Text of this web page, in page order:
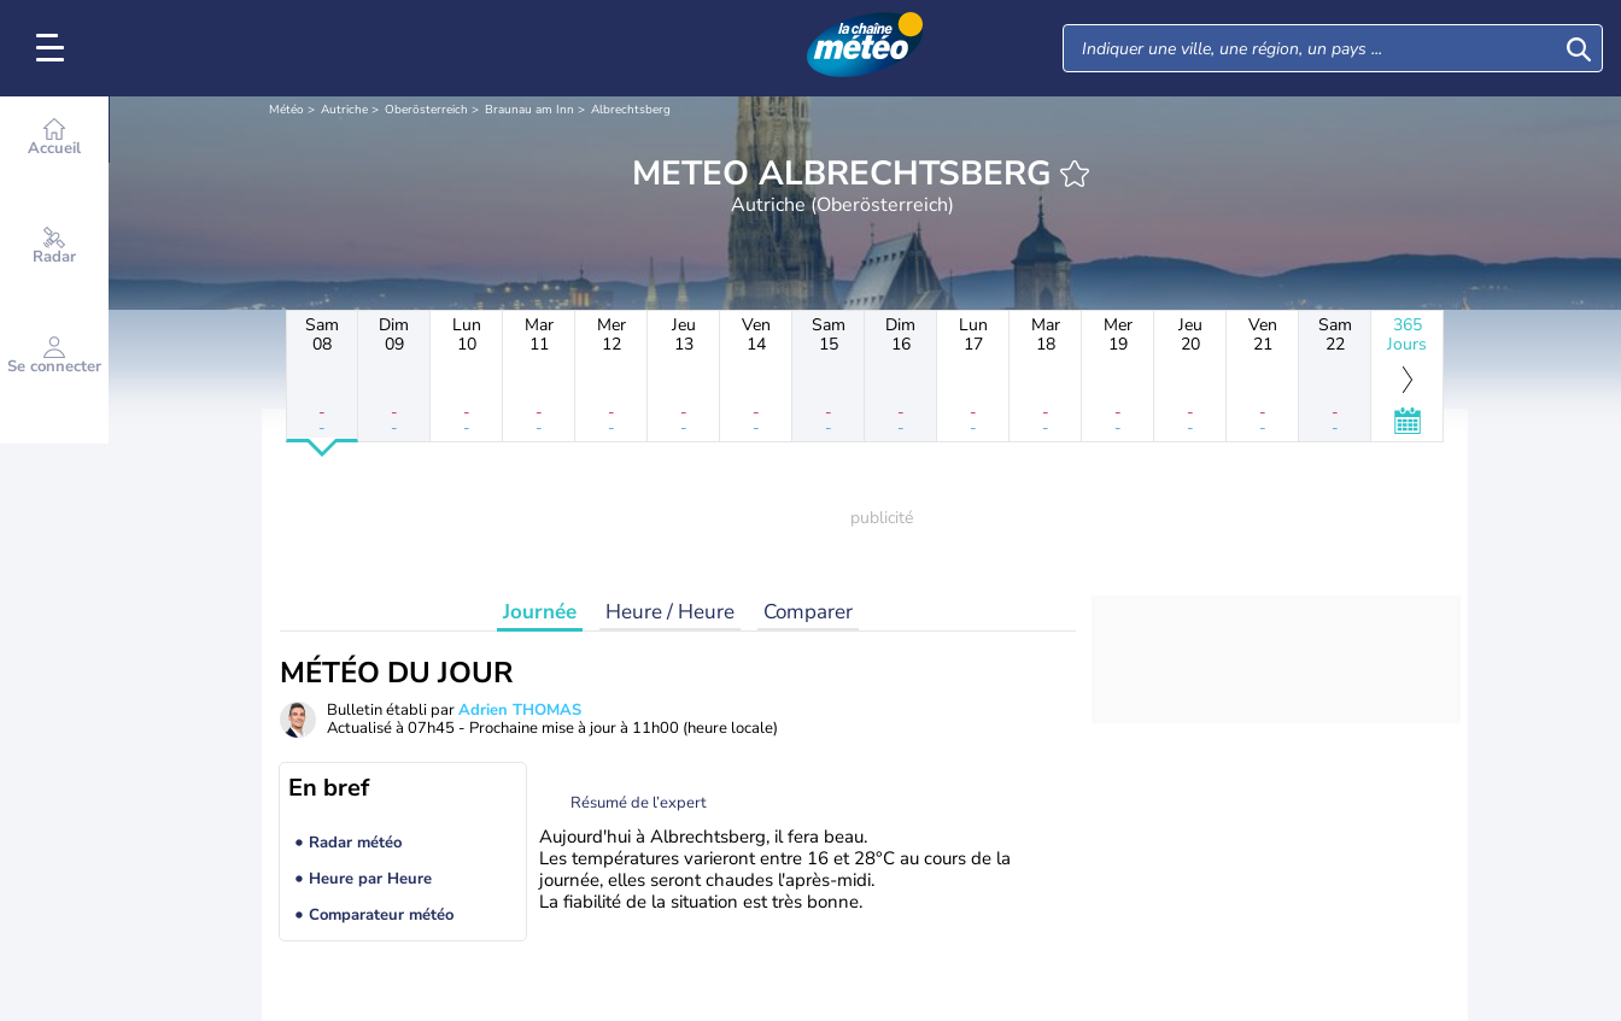
Accueil
Radar
Se connecter
Météo Autriche Oberösterreich Braunau am Inn Albrechtsberg
METEO ALBRECHTSBERG
Autriche (Oberösterreich)
Sam
08
-
-
Dim
09
-
-
Lun
10
-
-
Mar
11
-
-
Mer
12
-
-
Jeu
13
-
-
Ven
14
-
-
Sam
15
-
-
Dim
16
-
-
Lun
17
-
-
Mar
18
-
-
Mer
19
-
-
Jeu
20
-
-
Ven
21
-
-
Sam
22
-
-
365
Jours
Journée Heure / Heure Comparer
MÉTÉO DU JOUR
Bulletin établi parAdrien THOMAS
Actualisé à 07h45 - Prochaine mise à jour à 11h00 (heure locale)
En bref
Radar météo
Heure par Heure
Comparateur météo
Résumé de l’expert
Aujourd'hui à Albrechtsberg, il fera beau.
Les températures varieront entre 16 et 28°C au cours de la
journée, elles seront chaudes l'après-midi.
La fiabilité de la situation est très bonne.